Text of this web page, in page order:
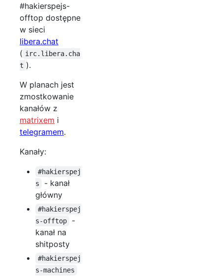
#hakierspejs-
offtop dostępne
w sieci
libera.chat
( irc.libera.cha
t ).
W planach jest
zmostkowanie
kanałów z
matrixem i
telegramem.
Kanały:
#hakierspej
s
- kanał
główny
#hakierspej
s-offtop
-
kanał na
shitposty
#hakierspej
s-machines